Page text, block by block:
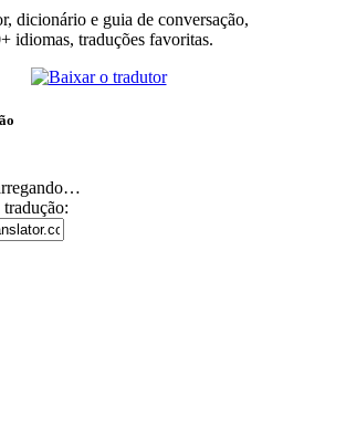
dicionário e guia de conversação,
idiomas, traduções favoritas.